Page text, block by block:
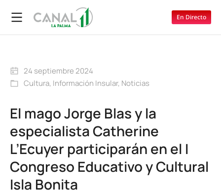
En Directo
24 septiembre 2024
Cultura, Información Insular, Noticias
El mago Jorge Blas y la
especialista Catherine
L’Ecuyer participarán en el I
Congreso Educativo y Cultural
Isla Bonita